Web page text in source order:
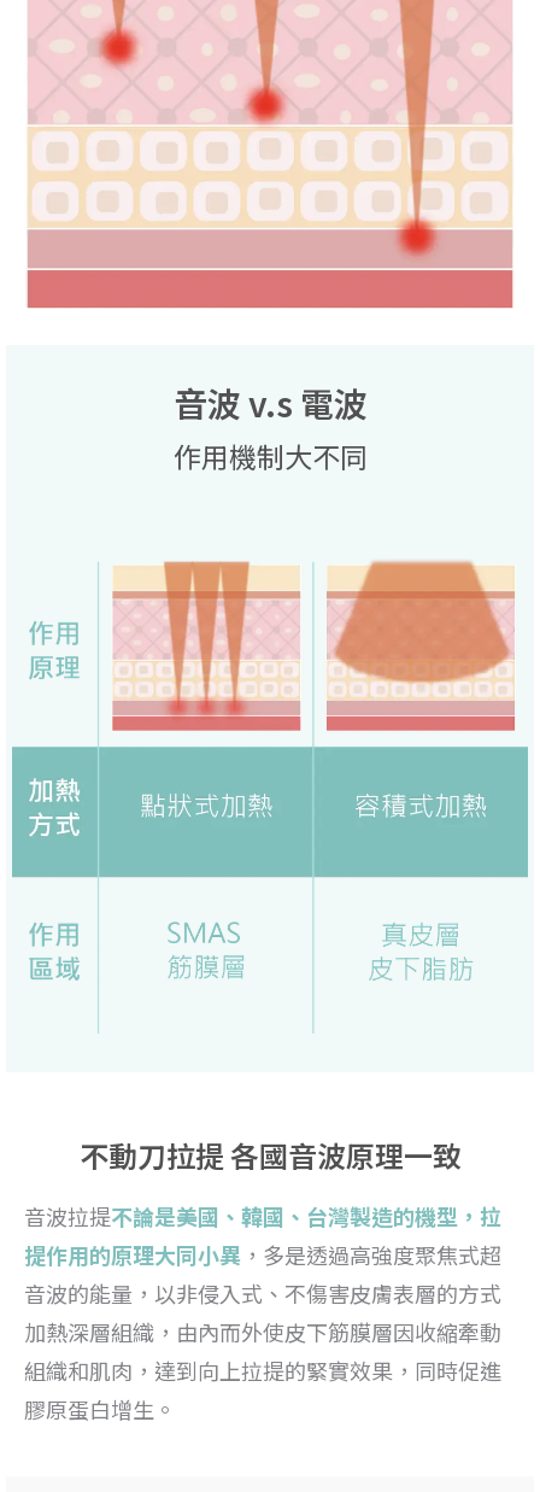
音波 v.s 電波
作用機制大不同
不動刀拉提 各國音波原理一致
音波拉提不論是美國、韓國、台灣製造的機型，拉
提作用的原理大同小異 ，多是透過高強度聚焦式超
音波的能量，以非侵入式、不傷害皮膚表層的方式
加熱深層組織，由內而外使皮下筋膜層因收縮牽動
組織和肌肉，達到向上拉提的緊實效果，同時促進
膠原蛋白增生。